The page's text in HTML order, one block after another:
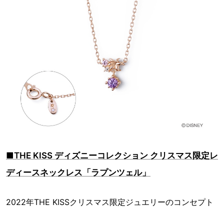
■THE KISS ディズニーコレクション クリスマス限定レ
ディースネックレス「ラプンツェル」
2022年THE KISSクリスマス限定ジュエリーのコンセプト